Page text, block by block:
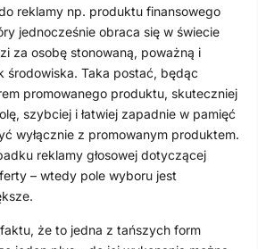
reklamy np. produktu finansowego
jednocześnie obraca się w świecie
za osobę stonowaną, poważną i
środowiska. Taka postać, będąc
promowanego produktu, skuteczniej
szybciej i łatwiej zapadnie w pamięć
wyłącznie z promowanym produktem.
reklamy głosowej dotyczącej
– wtedy pole wyboru jest
że to jedna z tańszych form